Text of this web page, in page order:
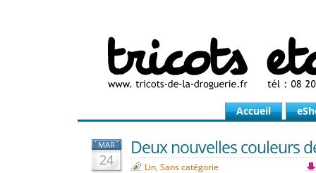
Accueil
MAR
24
Deux nouvelles couleurs
Lin, Sans catégorie